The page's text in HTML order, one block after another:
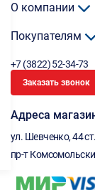
О компании
Покупателям
+7 (3822) 52-34-73
Заказать звонок
Адреса
ул. Шевченко, 44
пр-т